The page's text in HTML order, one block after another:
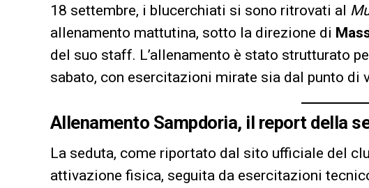
18 settembre, i blucerchiati si sono ritrovati al
allenamento mattutina, sotto la direzione di
del suo staff. L’allenamento è stato strutturato
sabato, con esercitazioni mirate sia dal punto di
Allenamento Sampdoria, il report della
La seduta, come riportato dal sito ufficiale del
attivazione fisica, seguita da esercitazioni